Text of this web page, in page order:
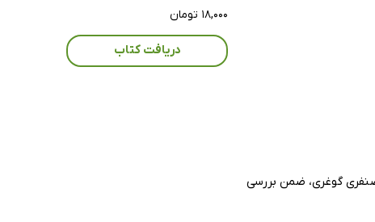
گوغری، ضمن بررسی
۱۸,۰۰۰ تومان
دریافت کتاب